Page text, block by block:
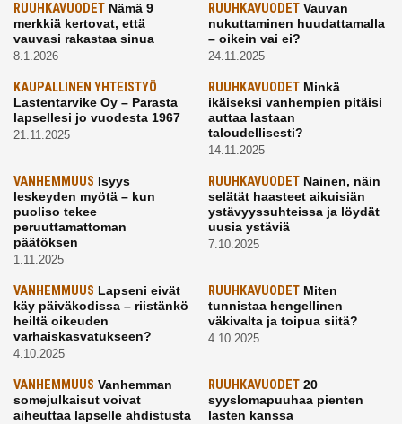
RUUHKAVUODET Nämä 9
merkkiä kertovat, että
vauvasi rakastaa sinua
8.1.2026
RUUHKAVUODETVauvan
nukuttaminen huudattamalla
– oikein vai ei?
24.11.2025
KAUPALLINEN YHTEISTYÖ
Lastentarvike Oy – Parasta
lapsellesi jo vuodesta 1967
21.11.2025
RUUHKAVUODETMinkä
ikäiseksi vanhempien pitäisi
auttaa lastaan
taloudellisesti?
14.11.2025
VANHEMMUUS Isyys
leskeyden myötä – kun
puoliso tekee
peruuttamattoman
päätöksen
1.11.2025
RUUHKAVUODETNainen, näin
selätät haasteet aikuisiän
ystävyyssuhteissa ja löydät
uusia ystäviä
7.10.2025
VANHEMMUUS Lapseni eivät
käy päiväkodissa – riistänkö
heiltä oikeuden
varhaiskasvatukseen?
4.10.2025
RUUHKAVUODETMiten
tunnistaa hengellinen
väkivalta ja toipua siitä?
4.10.2025
VANHEMMUUS Vanhemman
somejulkaisut voivat
aiheuttaa lapselle ahdistusta
RUUHKAVUODET20
syyslomapuuhaa pienten
lasten kanssa